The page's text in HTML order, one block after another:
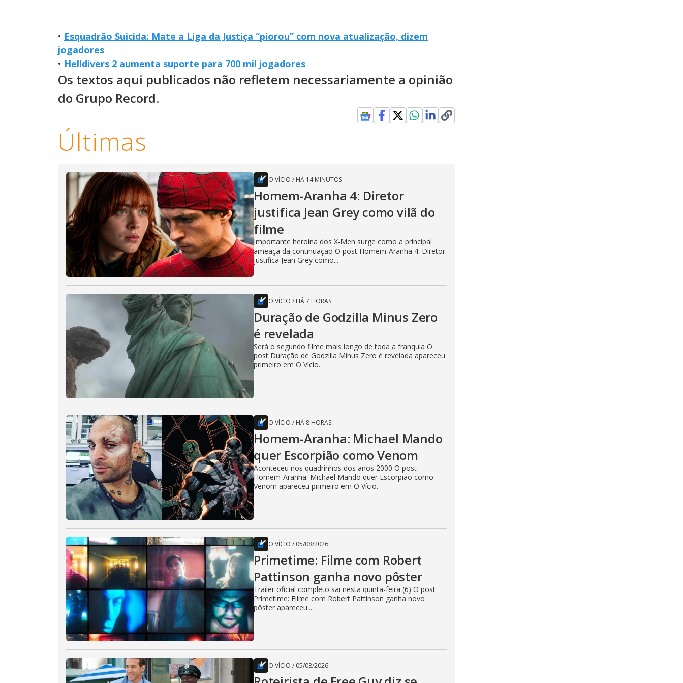
• Esquadrão Suicida: Mate a Liga da Justiça “piorou” com nova atualização, dizem
jogadores
• Helldivers 2 aumenta suporte para 700 mil jogadores
Os textos aqui publicados não refletem necessariamente a opinião
do Grupo Record.
Últimas
O VÍCIO / HÁ 14 MINUTOS
Homem-Aranha 4: Diretor
justifica Jean Grey como vilã do
filme
Importante heroína dos X-Men surge como a principal
ameaça da continuação O post Homem-Aranha 4: Diretor
justifica Jean Grey como...
O VÍCIO / HÁ 7 HORAS
Duração de Godzilla Minus Zero
é revelada
Será o segundo filme mais longo de toda a franquia O
post Duração de Godzilla Minus Zero é revelada apareceu
primeiro em O Vício.
O VÍCIO / HÁ 8 HORAS
Homem-Aranha: Michael Mando
quer Escorpião como Venom
Aconteceu nos quadrinhos dos anos 2000 O post
Homem-Aranha: Michael Mando quer Escorpião como
Venom apareceu primeiro em O Vício.
O VÍCIO / 05/08/2026
Primetime: Filme com Robert
Pattinson ganha novo pôster
Trailer oficial completo sai nesta quinta-feira (6) O post
Primetime: Filme com Robert Pattinson ganha novo
pôster apareceu...
O VÍCIO / 05/08/2026